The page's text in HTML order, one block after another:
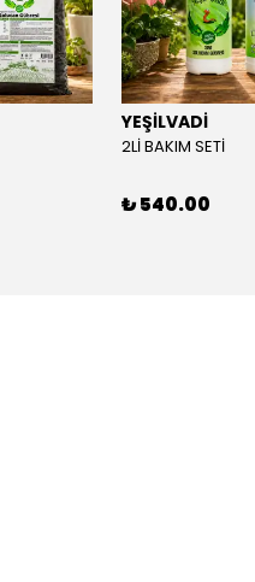
YEŞİLVADİ
2Lİ BAKIM SETİ
₺ 540.00